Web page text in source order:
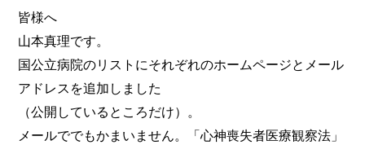
皆様へ
山本真理です。
国公立病院のリストにそれぞれのホームページとメール
アドレスを追加しました
（公開しているところだけ）。
メールででもかまいません。「心神喪失者医療観察法」